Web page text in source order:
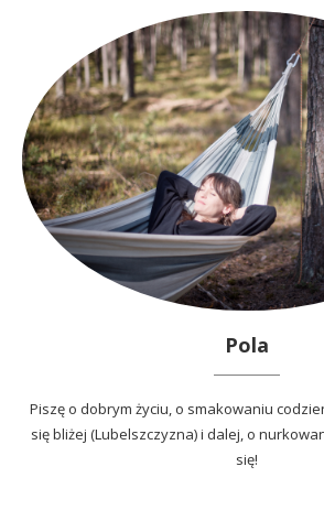
Pola
Piszę o dobrym życiu, o smakowaniu
się bliżej (Lubelszczyzna) i dalej, o
się!